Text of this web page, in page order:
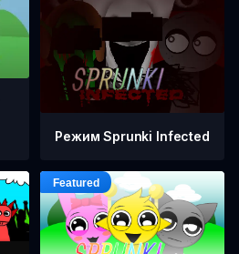
Режим Sprunki Infected